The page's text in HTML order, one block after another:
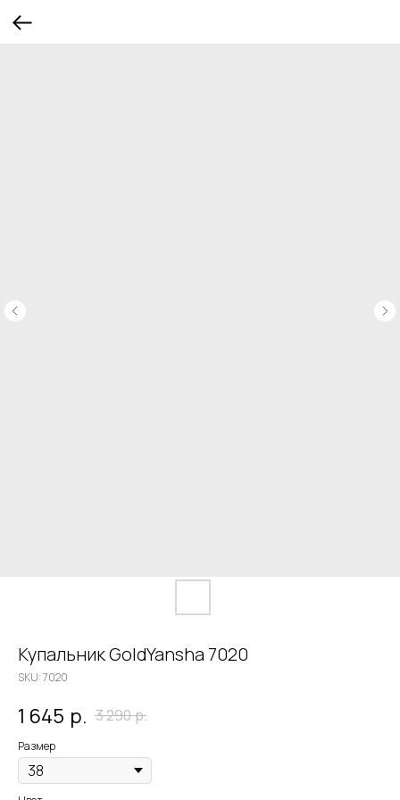
Купальник GoldYansha 7020
SKU:7020
1 645 р. 3 290р.
Размер